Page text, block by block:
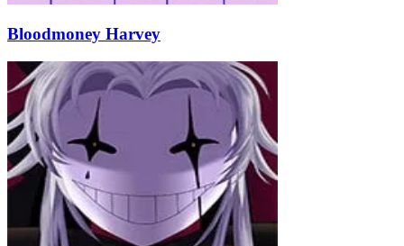
Bloodmoney Harvey